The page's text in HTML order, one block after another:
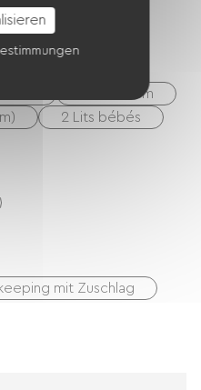
4 Lits 90cm
2 Lits bébés
mit Zuschlag